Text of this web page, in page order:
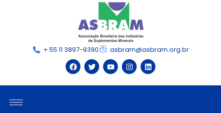
+ 55 11 3897-9390 asbram@asbram.org.br